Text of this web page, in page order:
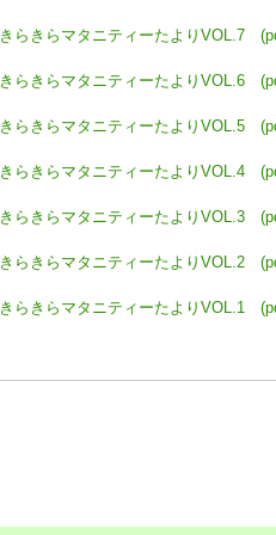
きらきらマタニティーたよりVOL.7
きらきらマタニティーたよりVOL.6
きらきらマタニティーたよりVOL.5
きらきらマタニティーたよりVOL.4
きらきらマタニティーたよりVOL.3
きらきらマタニティーたよりVOL.2
きらきらマタニティーたよりVOL.1